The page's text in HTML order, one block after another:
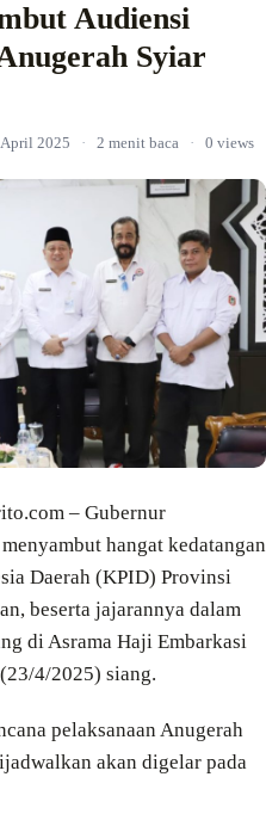
Audiensi
Syiar
2025 · 2 menit baca · 0 views
– Gubernur
hangat kedatangan
Daerah (KPID) Provinsi
beserta jajarannya dalam
di Asrama Haji Embarkasi
4/2025) siang.
pelaksanaan Anugerah
akan digelar pada